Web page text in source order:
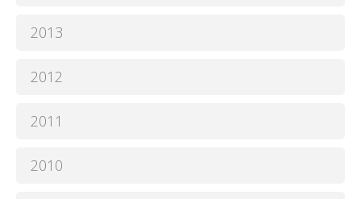
2013
2012
2011
2010